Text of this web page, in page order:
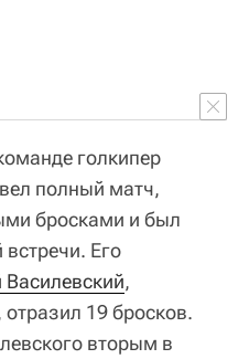
голкипер
полный матч,
бросками и был
Его
Василевский,
19 бросков.
вторым в